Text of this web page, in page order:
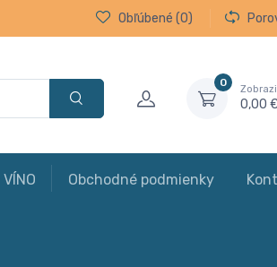
Obľúbené (0)
0
0,00
VÍNO Obchodné podmienky